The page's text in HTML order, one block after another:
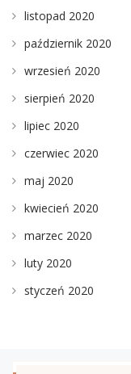
listopad 2020
październik 2020
wrzesień 2020
sierpień 2020
lipiec 2020
czerwiec 2020
maj 2020
kwiecień 2020
marzec 2020
luty 2020
styczeń 2020